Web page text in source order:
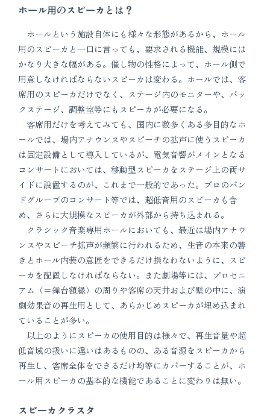
ホール用のスピーカとは？
ホールという施設自体にも様々な形態があるから、ホール
用のスピーカと一口に言っても、要求される機能、規模には
かなり大きな幅がある。催し物の性格によって、ホール側で
用意しなければならないスピーカは変わる。ホールでは、客
席用のスピーカだけでなく、ステージ内のモニターや、バッ
クステージ、調整室等にもスピーカが必要になる。
客席用だけを考えてみても、国内に数多くある多目的なホ
ールでは、場内アナウンスやスピーチの拡声に使うスピーカ
は固定設備として導入しているが、電気音響がメインとなる
コンサートにおいては、移動型スピーカをステージ上の両サ
イドに設置するのが、これまで一般的であった。プロのバン
ドグループのコンサート等では、超低音用のスピーカも含
め、さらに大規模なスピーカが外部から持ち込まれる。
クラシック音楽専用ホールにおいても、最近は場内アナウ
ンスやスピーチ拡声が頻繁に行われるため、生音の本来の響
きとホール内装の意匠をできるだけ損なわないように、スピ
ーカを配置しなければならない。また劇場等には、プロセニ
アム（＝舞台額縁）の周りや客席の天井および壁の中に、演
劇効果音の再生用として、あらかじめスピーカが埋め込まれ
ていることが多い。
以上のようにスピーカの使用目的は様々で、再生音量や超
低音域の扱いに違いはあるものの、ある音源をスピーカから
再生し、客席全体をできるだけ均等にカバーすることが、ホ
ール用スピーカの基本的な機能であることに変わりは無い。
スピーカクラスタ